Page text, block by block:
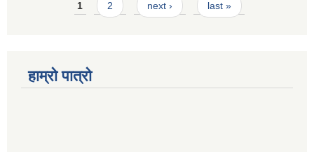
Pages1 2 next › last »
हाम्रो पात्रो